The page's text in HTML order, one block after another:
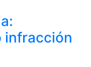
infracción